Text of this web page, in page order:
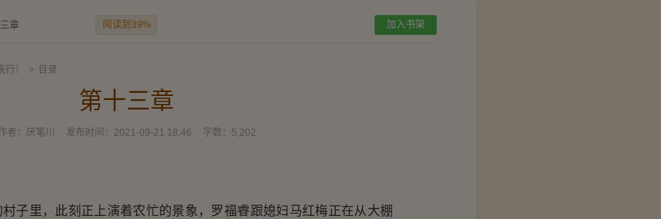
章 阅读到39% 加入书架
） > 目录
第十三章
者： 厌笔川 发布时间： 2021-09-21 18:46 字数： 5,202
里，此刻正上演着农忙的景象，罗福睿跟媳妇马红梅正在从大棚